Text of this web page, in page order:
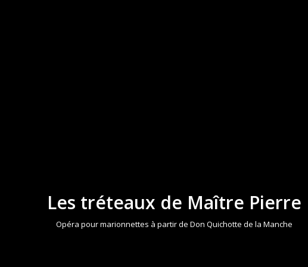
Les tréteaux de Maître Pierre
Opéra pour marionnettes à partir de Don Quichotte de la Manche